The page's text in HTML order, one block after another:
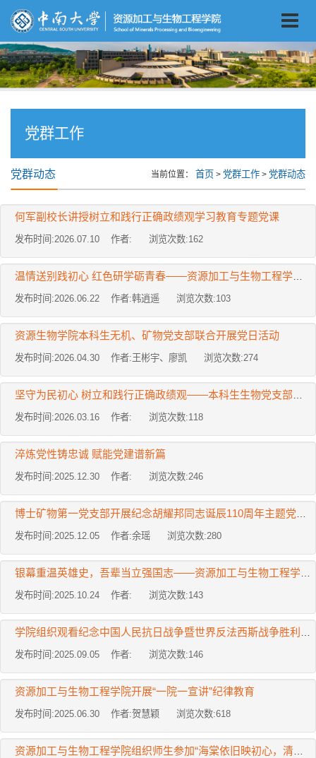
党群工作
党群动态 当前位置： 首页 > 党群工作 > 党群动态
何军副校长讲授树立和践行正确政绩观学习教育专题党课
发布时间:2026.07.10 作者: 浏览次数:162
温情送别践初心 红色研学砺青春——资源加工与生物工程学院本科生钢铁党支部主题党日活动
发布时间:2026.06.22 作者:韩逍遥 浏览次数:103
资源生物学院本科生无机、矿物党支部联合开展党日活动
发布时间:2026.04.30 作者:王彬宇、廖凯 浏览次数:274
坚守为民初心 树立和践行正确政绩观——本科生生物党支部开展主题党日活动
发布时间:2026.03.16 作者: 浏览次数:118
淬炼党性铸忠诚 赋能党建谱新篇
发布时间:2025.12.30 作者: 浏览次数:246
博士矿物第一党支部开展纪念胡耀邦同志诞辰110周年主题党日活动
发布时间:2025.12.05 作者:余瑶 浏览次数:280
银幕重温英雄史，吾辈当立强国志——资源加工与生物工程学院本科、硕士、博士无机党支部...
发布时间:2025.10.24 作者: 浏览次数:143
学院组织观看纪念中国人民抗日战争暨世界反法西斯战争胜利80周年阅兵仪式
发布时间:2025.09.05 作者: 浏览次数:146
资源加工与生物工程学院开展“一院一宣讲”纪律教育
发布时间:2025.06.30 作者:贺慧颖 浏览次数:618
资源加工与生物工程学院组织师生参加“海棠依旧映初心，清风廉韵铸忠诚”恩来精神展演活动